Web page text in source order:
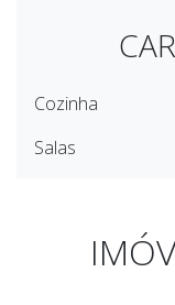
Cozinha
Salas